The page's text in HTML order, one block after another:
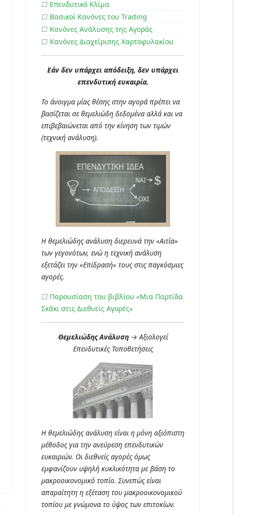
□ Επενδυτικό Κλίμα
□ Βασικοί Κανόνες του Trading
□ Κανόνες Ανάλυσης της Αγοράς
□ Κανόνες Διαχείρισης Χαρτοφυλακίου
Εάν δεν υπάρχει απόδειξη, δεν υπάρχει
επενδυτική ευκαιρία.
Το άνοιγμα μίας θέσης στην αγορά πρέπει να
βασίζεται σε θεμελιώδη δεδομένα αλλά και να
επιβεβαιώνεται από την κίνηση των τιμών
(τεχνική ανάλυση).
Η θεμελιώδης ανάλυση διερευνά την «Αιτία»
των γεγονότων, ενώ η τεχνική ανάλυση
εξετάζει την «Επίδρασή» τους στις παγκόσμιες
αγορές.
□ Παρουσίαση του βιβλίου «Μια Παρτίδα
Σκάκι στις Διεθνείς Αγορές»
Θεμελιώδης Ανάλυση → Αξιολογεί
Επενδυτικές Τοποθετήσεις
Η θεμελιώδης ανάλυση είναι η μόνη αξιόπιστη
μέθοδος για την ανεύρεση επενδυτικών
ευκαιριών. Οι διεθνείς αγορές όμως
εμφανίζουν υψηλή κυκλικότητα με βάση το
μακροοικονομικό τοπίο. Συνεπώς είναι
απαραίτητη η εξέταση του μακροοικονομικού
τοπίου με γνώμονα το ύψος των επιτοκίων.